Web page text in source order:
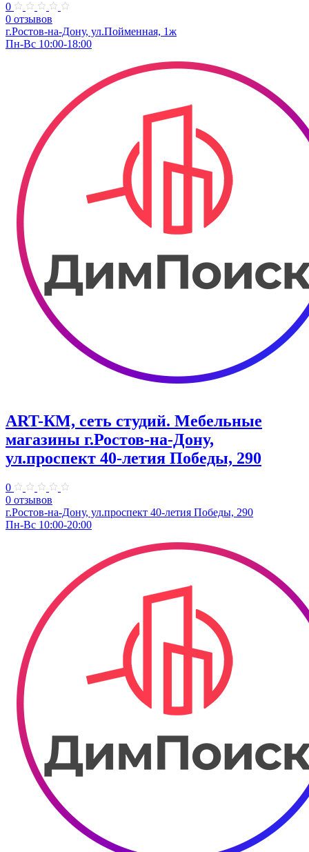
0
0 отзывов
г.Ростов-на-Дону, ул.Пойменная, 1ж
Пн-Вс 10:00-18:00
ART-КМ, сеть студий. Мебельные
магазины г.Ростов-на-Дону,
ул.проспект 40-летия Победы, 290
0
0 отзывов
г.Ростов-на-Дону, ул.проспект 40-летия Победы, 290
Пн-Вс 10:00-20:00